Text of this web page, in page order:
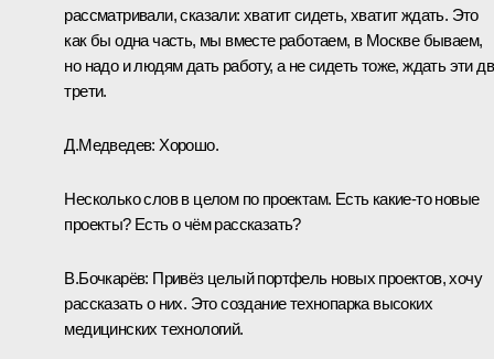
рассматривали, сказали: хватит сидеть, хватит ждать. Это
как бы одна часть, мы вместе работаем, в Москве бываем,
но надо и людям дать работу, а не сидеть тоже, ждать эти
трети.
Д.Медведев: Хорошо.
Несколько слов в целом по проектам. Есть какие‑то новые
проекты? Есть о чём рассказать?
В.Бочкарёв: Привёз целый портфель новых проектов, хочу
рассказать о них. Это создание технопарка высоких
медицинских технологий.